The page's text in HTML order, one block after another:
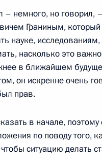
Международной
Полумесяца
#МыВместе
– немного, но говорил,
Граниным,
науке,
насколько это
в ближайшем
он искренне очень
прав.
в начале,
по поводу того,
ситуацию делать